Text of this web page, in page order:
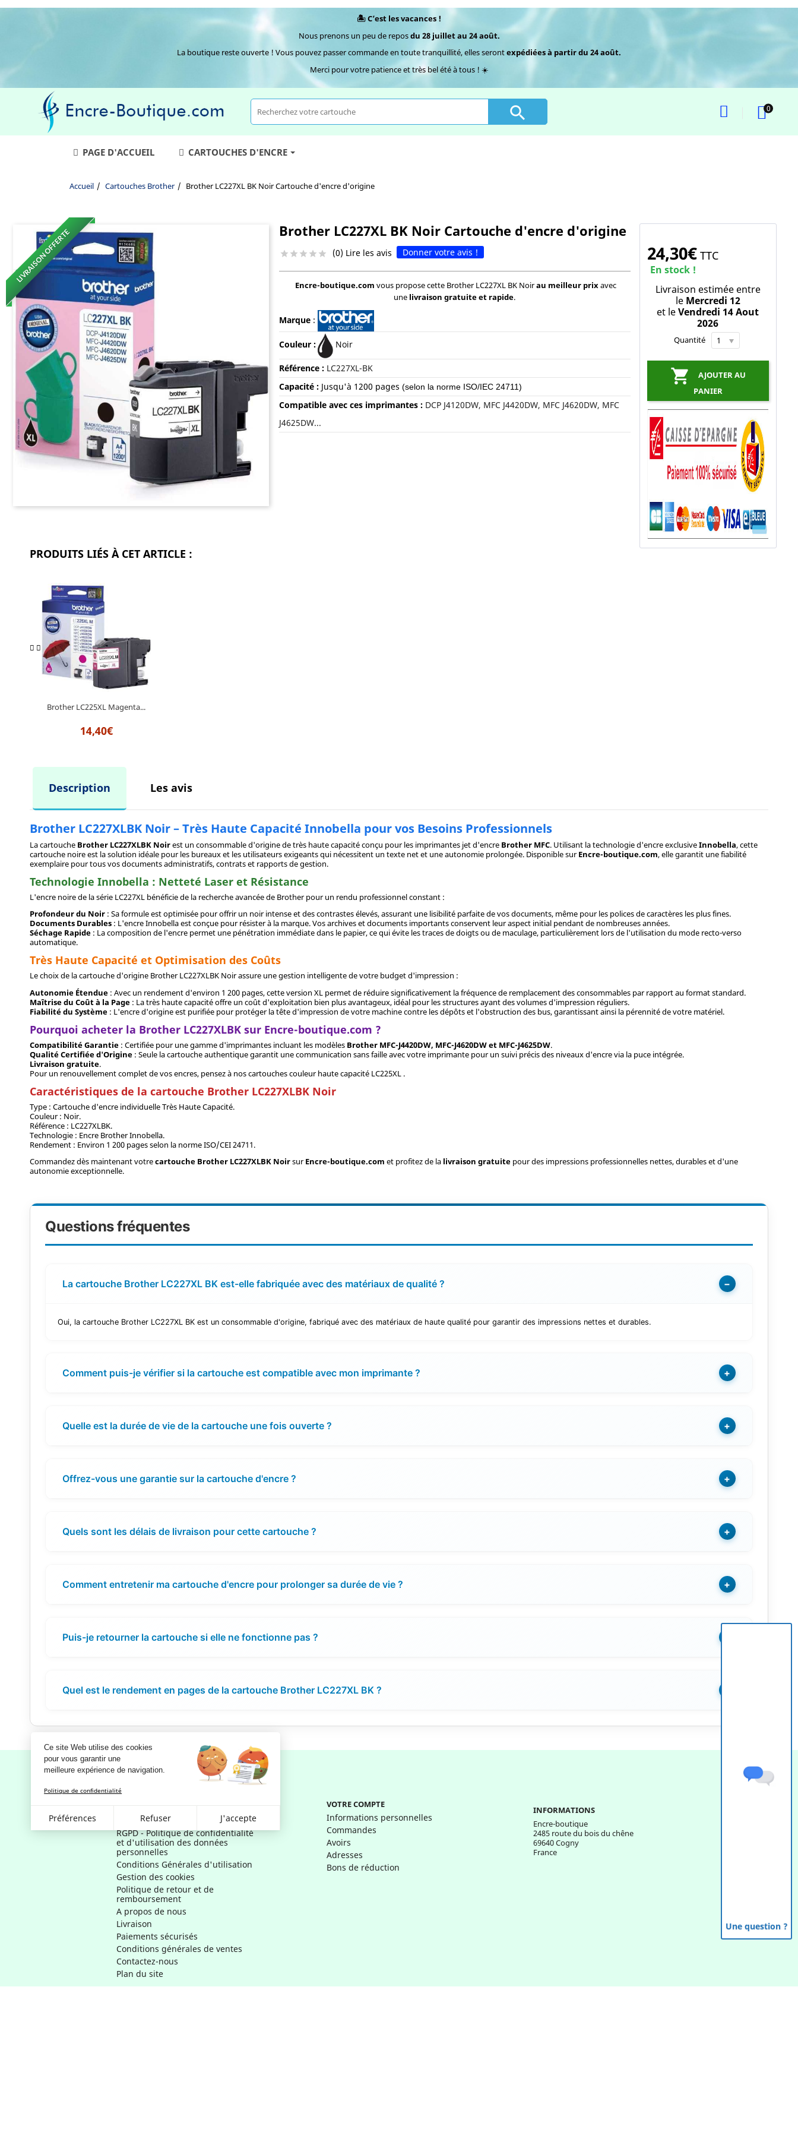
Ce site Web utilise des cookies
pour vous garantir une
meilleure expérience de navigation.
Politique de confidentialité
Préférences Refuser J'accepte
🏝️ C’est les vacances !
Nous prenons un peu de reposdu 28 juillet au 24 août.
La boutique reste ouverte ! Vous pouvez passer commande en toute tranquillité, elles serontexpédiées à partir du 24 août.
Merci pour votre patience et très bel été à tous ! ☀️
 0
PAGE D'ACCUEIL CARTOUCHES D'ENCRE
Accueil Cartouches Brother Brother LC227XL BK Noir Cartouche d'encre d'origine
LIVRAISON OFFERTE Brother LC227XL BK Noir Cartouche d'encre d'origine
     (0) Lire les avis Donner votre avis !
Encre-boutique.com vous propose cette Brother LC227XL BK Noirau meilleur prix avec
une livraison gratuite et rapide.
Marque:
Couleur : Noir
Référence : LC227XL-BK
Capacité : Jusqu'à 1200 pages (selon la norme ISO/IEC 24711)
Compatible avec ces imprimantes : DCP J4120DW, MFC J4420DW, MFC J4620DW, MFC
J4625DW...
Une question ?
24,30€ TTC
En stock !
Livraison estimée entre
le Mercredi 12
et leVendredi 14 Aout
2026
Quantité

AJOUTER AU
PANIER
PRODUITS LIÉS À CET ARTICLE :
Brother LC225XL Magenta...
14,40€
Description Les avis
Brother LC227XLBK Noir – Très Haute Capacité Innobella pour vos Besoins Professionnels
La cartouche Brother LC227XLBK Noirest un consommable d'origine de très haute capacité conçu pour les imprimantes jet d'encre Brother MFC. Utilisant la technologie d'encre exclusiveInnobella, cette
cartouche noire est la solution idéale pour les bureaux et les utilisateurs exigeants qui nécessitent un texte net et une autonomie prolongée. Disponible surEncre-boutique.com, elle garantit une fiabilité
exemplaire pour tous vos documents administratifs, contrats et rapports de gestion.
Technologie Innobella : Netteté Laser et Résistance
L'encre noire de la série LC227XL bénéficie de la recherche avancée de Brother pour un rendu professionnel constant :
Profondeur du Noir : Sa formule est optimisée pour offrir un noir intense et des contrastes élevés, assurant une lisibilité parfaite de vos documents, même pour les polices de caractères les plus fines.
Documents Durables : L'encre Innobella est conçue pour résister à la marque. Vos archives et documents importants conservent leur aspect initial pendant de nombreuses années.
Séchage Rapide : La composition de l'encre permet une pénétration immédiate dans le papier, ce qui évite les traces de doigts ou de maculage, particulièrement lors de l'utilisation du mode recto-verso
automatique.
Très Haute Capacité et Optimisation des Coûts
Le choix de la cartouche d'origine Brother LC227XLBK Noir assure une gestion intelligente de votre budget d'impression :
Autonomie Étendue : Avec un rendement d'environ 1 200 pages, cette version XL permet de réduire significativement la fréquence de remplacement des consommables par rapport au format standard.
Maîtrise du Coût à la Page : La très haute capacité offre un coût d'exploitation bien plus avantageux, idéal pour les structures ayant des volumes d'impression réguliers.
Fiabilité du Système : L'encre d'origine est purifiée pour protéger la tête d'impression de votre machine contre les dépôts et l'obstruction des bus, garantissant ainsi la pérennité de votre matériel.
Pourquoi acheter la Brother LC227XLBK sur Encre-boutique.com ?
Compatibilité Garantie : Certifiée pour une gamme d'imprimantes incluant les modèles Brother MFC-J4420DW, MFC-J4620DW et MFC-J4625DW.
Qualité Certifiée d'Origine : Seule la cartouche authentique garantit une communication sans faille avec votre imprimante pour un suivi précis des niveaux d'encre via la puce intégrée.
Livraison gratuite.
Pour un renouvellement complet de vos encres, pensez à nos cartouches couleur haute capacité LC225XL .
Caractéristiques de la cartouche Brother LC227XLBK Noir
Type : Cartouche d'encre individuelle Très Haute Capacité.
Couleur : Noir.
Référence : LC227XLBK.
Technologie : Encre Brother Innobella.
Rendement : Environ 1 200 pages selon la norme ISO/CEI 24711.
Commandez dès maintenant votrecartouche Brother LC227XLBK NoirsurEncre-boutique.com et profitez de la livraison gratuite pour des impressions professionnelles nettes, durables et d'une
autonomie exceptionnelle.
Questions fréquentes
La cartouche Brother LC227XL BK est-elle fabriquée avec des matériaux de qualité ? −
Oui, la cartouche Brother LC227XL BK est un consommable d'origine, fabriqué avec des matériaux de haute qualité pour garantir des impressions nettes et durables.
Comment puis-je vérifier si la cartouche est compatible avec mon imprimante ? +
Quelle est la durée de vie de la cartouche une fois ouverte ? +
Offrez-vous une garantie sur la cartouche d'encre ? +
Quels sont les délais de livraison pour cette cartouche ? +
Comment entretenir ma cartouche d'encre pour prolonger sa durée de vie ? +
Puis-je retourner la cartouche si elle ne fonctionne pas ?
Quel est le rendement en pages de la cartouche Brother LC227XL BK ?
Mentions légales
RGPD - Politique de confidentialité
et d'utilisation des données
personnelles
Conditions Générales d'utilisation
Gestion des cookies
Politique de retour et de
remboursement
A propos de nous
Livraison
Paiements sécurisés
Conditions générales de ventes
Contactez-nous
Plan du site
VOTRE COMPTE
Informations personnelles
Commandes
Avoirs
Adresses
Bons de réduction
INFORMATIONS
Encre-boutique
2485 route du bois du chêne
69640 Cogny
France